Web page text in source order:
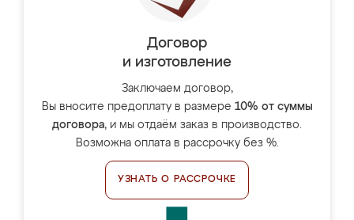
Договор
и изготовление
Заключаем договор,
Вы вносите предоплату в размере 10% от суммы
договора, и мы отдаём заказ в производство.
Возможна оплата в рассрочку без %.
УЗНАТЬ О РАССРОЧКЕ